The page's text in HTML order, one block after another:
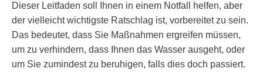
Dieser Leitfaden soll Ihnen in einem Notfall helfen, aber
der vielleicht wichtigste Ratschlag ist, vorbereitet zu sein.
Das bedeutet, dass Sie Maßnahmen ergreifen müssen,
um zu verhindern, dass Ihnen das Wasser ausgeht, oder
um Sie zumindest zu beruhigen, falls dies doch passiert.